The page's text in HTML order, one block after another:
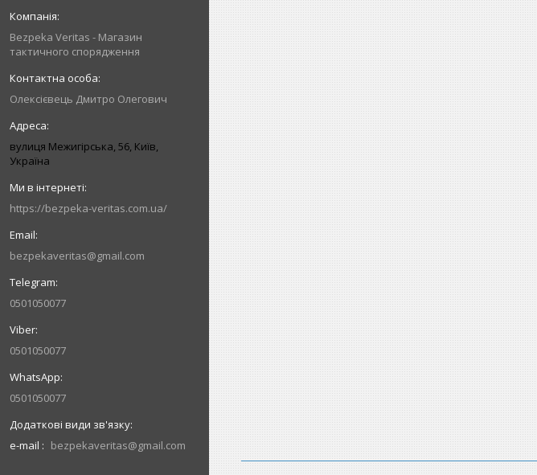
Bezpeka Veritas - Магазин
тактичного спорядження
Олексієвець Дмитро Олегович
вулиця Межигірська, 56, Київ,
Україна
https://bezpeka-veritas.com.ua/
bezpekaveritas@gmail.com
0501050077
0501050077
0501050077
e-mail bezpekaveritas@gmail.com